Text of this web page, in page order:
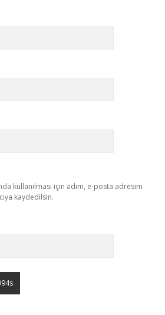
kullanılması için adım, e-posta adresim
kaydedilsin.